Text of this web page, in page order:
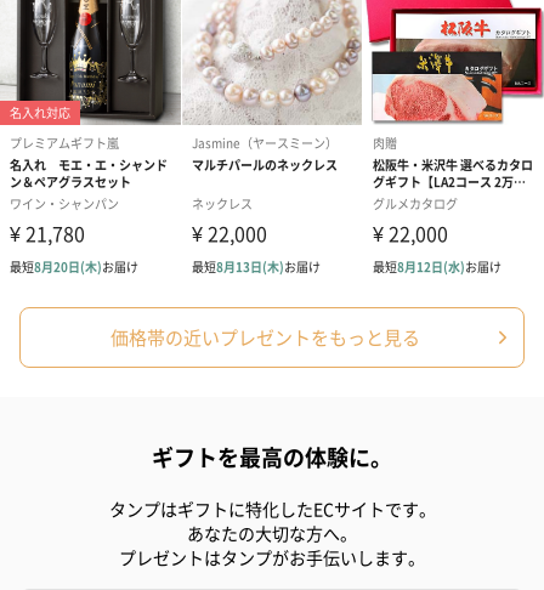
結婚祝いギフトへの＋αにおすすめです。新生活を彩るギフトオプ
ションをご用意いたしました。
商品と同梱してお届けいたします。
ブライダルロリポップ
ドレス（いちご味)
（1,122円）
ブライダルロリポップ
タキシード（コーラ味)
今治タオルケ
ンドタオル・
タオル）（
※9-15時にご注文いただく場合、最短のお届け可能日が通常より
価格帯の近いプレゼントをもっと見る
ギフトを最高の体験に。
タンプはギフトに特化したECサイトです。
あなたの大切な方へ。
プレゼントはタンプがお手伝いします。